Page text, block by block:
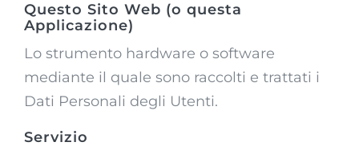
Questo Sito Web (o questa
Applicazione)
Lo strumento hardware o software
mediante il quale sono raccolti e trattati i
Dati Personali degli Utenti.
Servizio